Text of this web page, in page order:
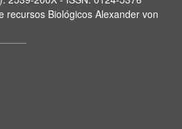
recursos Biológicos Alexander von